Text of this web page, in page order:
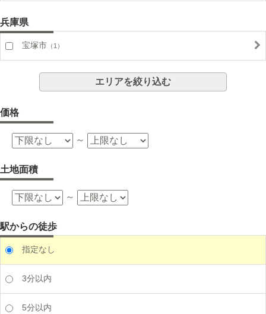
兵庫県
宝塚市 （1）
エリアを絞り込む
価格
～
土地面積
～
駅からの徒歩
指定なし
3分以内
5分以内